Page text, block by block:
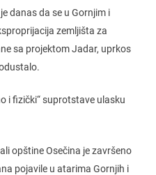
danas da se u Gornjim i
zemljišta za
sa projektom Jadar, uprkos
i fizički“ suprotstave ulasku
opštine Osečina je završeno
pojavile u atarima Gornjih i